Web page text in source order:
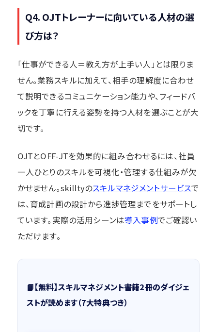
Q4. OJTトレーナーに向いている人材の選
び方は？
「仕事ができる人＝教え方が上手い人」とは限りま
せん。業務スキルに加えて、相手の理解度に合わせ
て説明できるコミュニケーション能力や、フィードバ
ックを丁寧に行える姿勢を持つ人材を選ぶことが大
切です。
OJTとOFF-JTを効果的に組み合わせるには、社員
一人ひとりのスキルを可視化・管理する仕組みが欠
かせません。skilltyのスキルマネジメントサービスで
は、育成計画の設計から進捗管理までをサポートし
ています。実際の活用シーンは導入事例でご確認い
ただけます。
📘【無料】スキルマネジメント書籍2冊のダイジェ
ストが読めます（7大特典つき）